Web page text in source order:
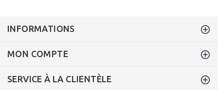
INFORMATIONS
MON COMPTE
SERVICE À LA CLIENTÈLE